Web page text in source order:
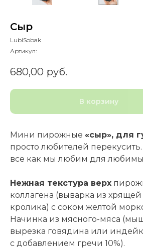
Сыр
LubiSobak
Артикул:
680,00 руб.
В корзину
Мини пирожные «сыр», для
просто любителей
все как мы любим для
Нежная текстура верх
коллагена (выварка из хрящей
кролика) с соком желтой
Начинка из мясного-мяса
вырезка говядина или
с добавлением гречи 10%).